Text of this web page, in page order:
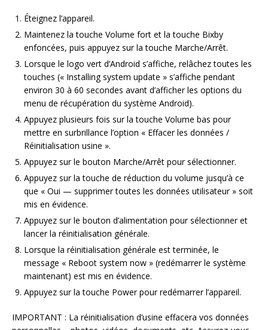
Éteignez l’appareil.
Maintenez la touche Volume fort et la touche Bixby
enfoncées, puis appuyez sur la touche Marche/Arrêt.
Lorsque le logo vert d’Android s’affiche, relâchez toutes les
touches (« Installing system update » s’affiche pendant
environ 30 à 60 secondes avant d’afficher les options du
menu de récupération du système Android).
Appuyez plusieurs fois sur la touche Volume bas pour
mettre en surbrillance l’option « Effacer les données /
Réinitialisation usine ».
Appuyez sur le bouton Marche/Arrêt pour sélectionner.
Appuyez sur la touche de réduction du volume jusqu’à ce
que « Oui — supprimer toutes les données utilisateur » soit
mis en évidence.
Appuyez sur le bouton d’alimentation pour sélectionner et
lancer la réinitialisation générale.
Lorsque la réinitialisation générale est terminée, le
message « Reboot system now » (redémarrer le système
maintenant) est mis en évidence.
Appuyez sur la touche Power pour redémarrer l’appareil.
IMPORTANT : La réinitialisation d’usine effacera vos données